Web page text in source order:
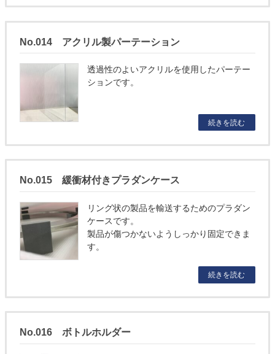
No.014 アクリル製パーテーション
透過性のよいアクリルを使用したパーテー
ションです。
続きを読む
No.015 緩衝材付きプラダンケース
リング状の製品を輸送するためのプラダン
ケースです。
製品が傷つかないようしっかり固定できま
す。
続きを読む
No.016 ボトルホルダー